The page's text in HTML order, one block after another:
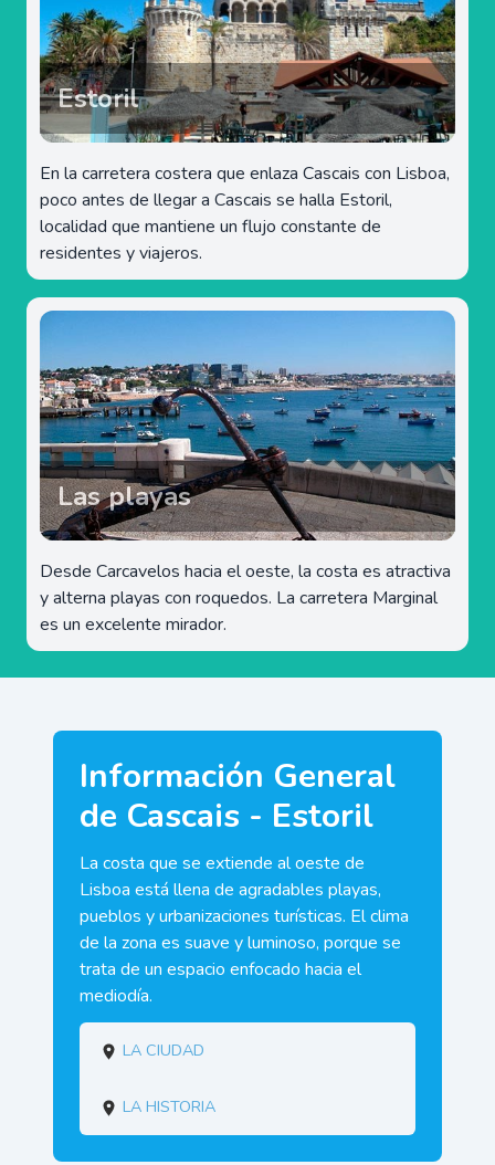
Estoril
En la carretera costera que enlaza Cascais con Lisboa,
poco antes de llegar a Cascais se halla Estoril,
localidad que mantiene un flujo constante de
residentes y viajeros.
Las playas
Desde Carcavelos hacia el oeste, la costa es atractiva
y alterna playas con roquedos. La carretera Marginal
es un excelente mirador.
Información General
de Cascais - Estoril
La costa que se extiende al oeste de
Lisboa está llena de agradables playas,
pueblos y urbanizaciones turísticas. El clima
de la zona es suave y luminoso, porque se
trata de un espacio enfocado hacia el
mediodía.
La ciudad
La historia